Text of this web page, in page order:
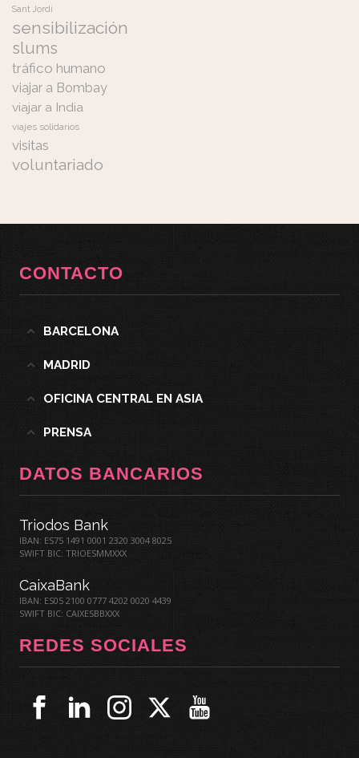
Sant Jordi
sensibilización
slums
tráfico humano
viajar a Bombay
viajar a India
viajes solidarios
visitas
voluntariado
CONTACTO
BARCELONA
MADRID
OFICINA CENTRAL EN ASIA
PRENSA
DATOS BANCARIOS
Triodos Bank
IBAN: ES75 1491 0001 2320 3004 8025
SWIFT BIC: TRIOESMMXXX
CaixaBank
IBAN: ES05 2100 0777 4202 0020 4439
SWIFT BIC: CAIXESBBXXX
REDES SOCIALES